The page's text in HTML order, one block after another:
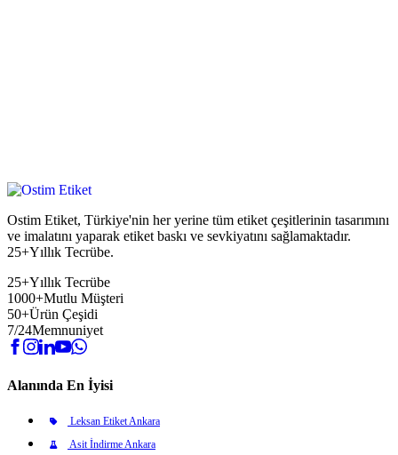
Ostim Etiket, Türkiye'nin her yerine tüm etiket çeşitlerinin tasarımını
ve imalatını yaparak etiket baskı ve sevkiyatını sağlamaktadır.
25+Yıllık Tecrübe.
25+Yıllık Tecrübe
1000+Mutlu Müşteri
50+Ürün Çeşidi
7/24Memnuniyet
Alanında En İyisi
Leksan Etiket Ankara
Asit İndirme Ankara